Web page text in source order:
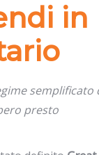
in
semplificato
presto